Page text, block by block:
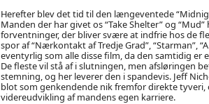
Herefter blev det tid til den længeventede
Manden der har givet os “Take Shelter” og
forventninger, der bliver svære at indfrie hos de
spor af “Nærkontakt af Tredje Grad”, “Starman”,
eventyrlig som alle disse film, da den samtidig
De fleste vil stå af i slutningen, men afsløringen
stemning, og her leverer den i spandevis. Jeff
blot som genkendende nik fremfor direkte
videreudvikling af mandens egen karriere.